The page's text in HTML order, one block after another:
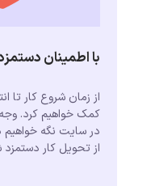
با اطمینان
از زمان شروع کار تا
کمک خواهیم کرد. وجه
در سایت نگه
از تحویل کار